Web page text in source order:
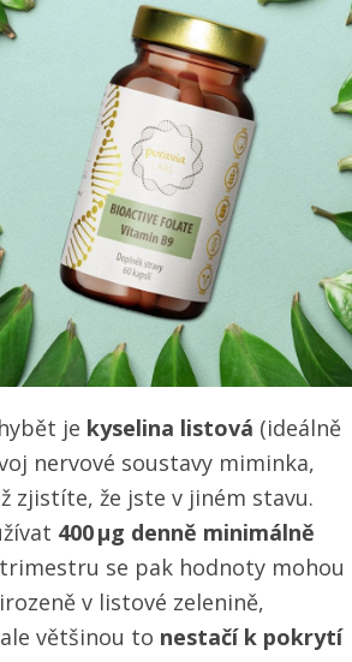
je kyselina listová (ideálně
nervové soustavy miminka,
zjistíte, že jste v jiném stavu.
400 µg denně minimálně
se pak hodnoty mohou
v listové zelenině,
většinou to nestačí k pokrytí